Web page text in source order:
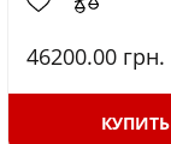
46200.00 грн.
КУПИТЬ